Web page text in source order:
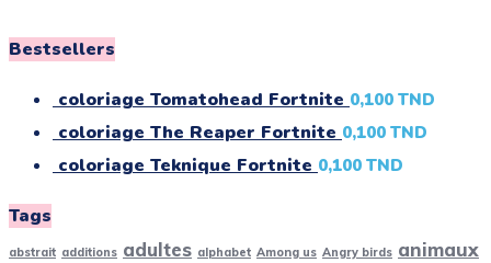
Bestsellers
coloriage Tomatohead Fortnite 0,100 TND
coloriage The Reaper Fortnite 0,100 TND
coloriage Teknique Fortnite 0,100 TND
Tags
abstrait additions adultes alphabet Among us Angry birds animaux